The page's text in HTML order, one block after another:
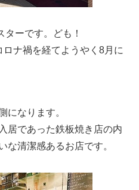
ターです。ども！
ナ禍を経てようやく8月に
になります。
居であった鉄板焼き店の内
な清潔感あるお店です。